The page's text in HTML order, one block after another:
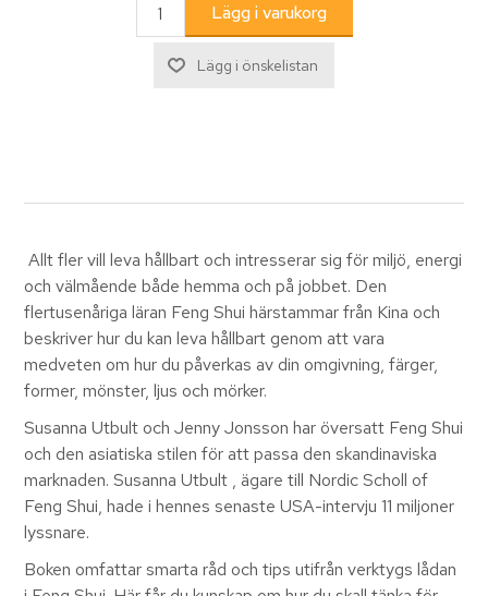
Allt fler vill leva hållbart och intresserar sig för miljö, energi
och välmående både hemma och på jobbet. Den
flertusenåriga läran Feng Shui härstammar från Kina och
beskriver hur du kan leva hållbart genom att vara
medveten om hur du påverkas av din omgivning, färger,
former, mönster, ljus och mörker.
Susanna Utbult och Jenny Jonsson har översatt Feng Shui
och den asiatiska stilen för att passa den skandinaviska
marknaden. Susanna Utbult , ägare till Nordic Scholl of
Feng Shui, hade i hennes senaste USA-intervju 11 miljoner
lyssnare.
Boken omfattar smarta råd och tips utifrån verktygs lådan